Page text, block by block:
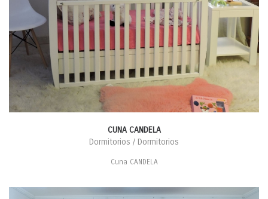
CUNA CANDELA
Dormitorios / Dormitorios
Cuna CANDELA